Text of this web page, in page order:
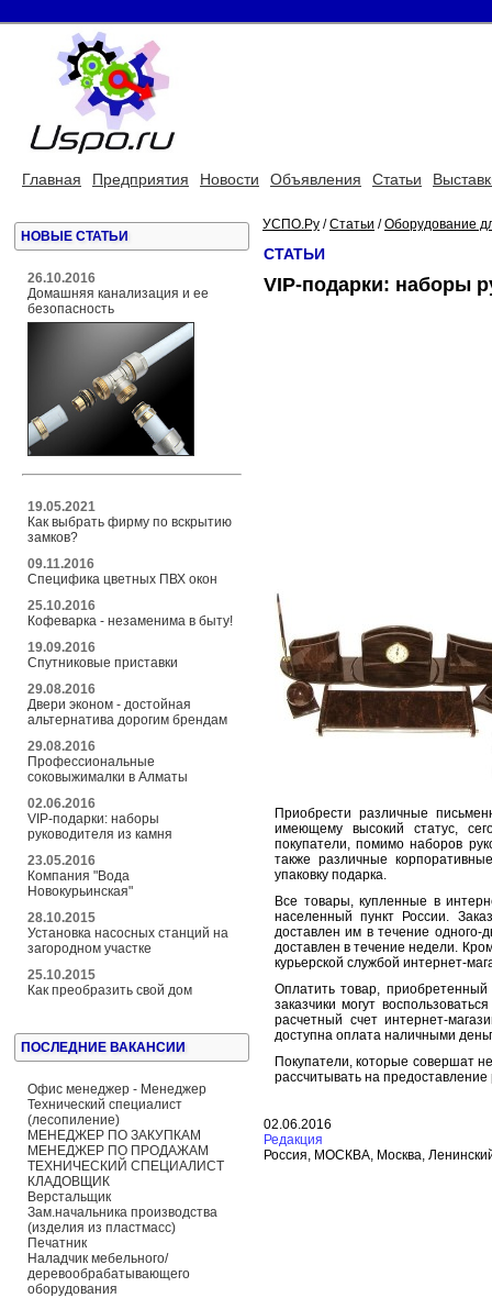
Главная Предприятия Новости Объявления Статьи
НОВЫЕ СТАТЬИ
26.10.2016
Домашняя канализация и ее
безопасность
19.05.2021
Как выбрать фирму по вскрытию
замков?
09.11.2016
Специфика цветных ПВХ окон
25.10.2016
Кофеварка - незаменима в быту!
19.09.2016
Спутниковые приставки
29.08.2016
Двери эконом - достойная
альтернатива дорогим брендам
29.08.2016
Профессиональные
соковыжималки в Алматы
02.06.2016
VIP-подарки: наборы
руководителя из камня
23.05.2016
Компания "Вода
Новокурьинская"
28.10.2015
Установка насосных станций на
загородном участке
25.10.2015
Как преобразить свой дом
ПОСЛЕДНИЕ ВАКАНСИИ
Офис менеджер - Менеджер
Технический специалист
(лесопиление)
МЕНЕДЖЕР ПО ЗАКУПКАМ
МЕНЕДЖЕР ПО ПРОДАЖАМ
ТЕХНИЧЕСКИЙ СПЕЦИАЛИСТ
КЛАДОВЩИК
Верстальщик
Зам.начальника производства
(изделия из пластмасс)
Печатник
Наладчик мебельного/
деревообрабатывающего
оборудования
УСПО.Ру /Статьи /Оборудование
СТАТЬИ
VIP-подарки: наборы
Приобрести различные
имеющему высокий статус,
покупатели, помимо наборов
также различные
упаковку подарка.
Все товары, купленные в
населенный пункт России.
доставлен им в течение одного-
доставлен в течение недели.
курьерской службой интернет-
Оплатить товар,
заказчики могут
расчетный счет интернет-
доступна оплата наличными
Покупатели, которые совершат
рассчитывать на предоставление
02.06.2016
Редакция
Россия, МОСКВА, Москва,